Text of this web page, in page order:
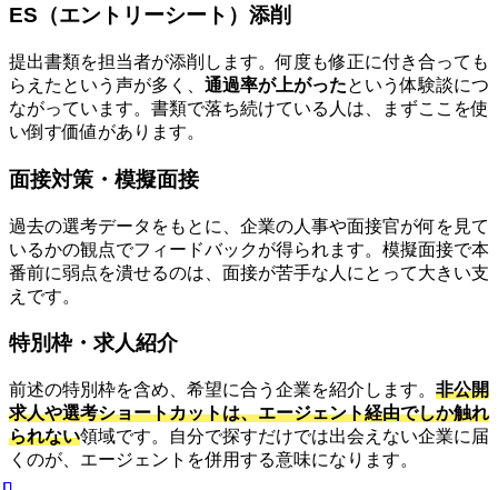
ES（エントリーシート）添削
提出書類を担当者が添削します。何度も修正に付き合っても
らえたという声が多く、 通過率が上がったという体験談につ
ながっています。書類で落ち続けている人は、まずここを使
い倒す価値があります。
面接対策・模擬面接
過去の選考データをもとに、企業の人事や面接官が何を見て
いるかの観点でフィードバックが得られます。模擬面接で本
番前に弱点を潰せるのは、面接が苦手な人にとって大きい支
えです。
特別枠・求人紹介
前述の特別枠を含め、希望に合う企業を紹介します。 非公開
求人や選考ショートカットは、エージェント経由でしか触れ
られない領域です。自分で探すだけでは出会えない企業に届
くのが、エージェントを併用する意味になります。